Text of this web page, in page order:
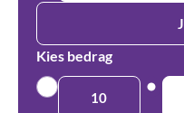
Kies bedrag
10